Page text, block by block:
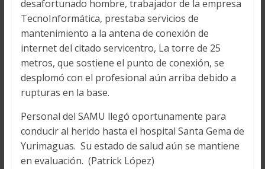
desafortunado hombre, trabajador de la empresa
TecnoInformática, prestaba servicios de
mantenimiento a la antena de conexión de
internet del citado servicentro, La torre de 25
metros, que sostiene el punto de conexión, se
desplomó con el profesional aún arriba debido a
rupturas en la base.
Personal del SAMU llegó oportunamente para
conducir al herido hasta el hospital Santa Gema de
Yurimaguas. Su estado de salud aún se mantiene
en evaluación. (Patrick López)